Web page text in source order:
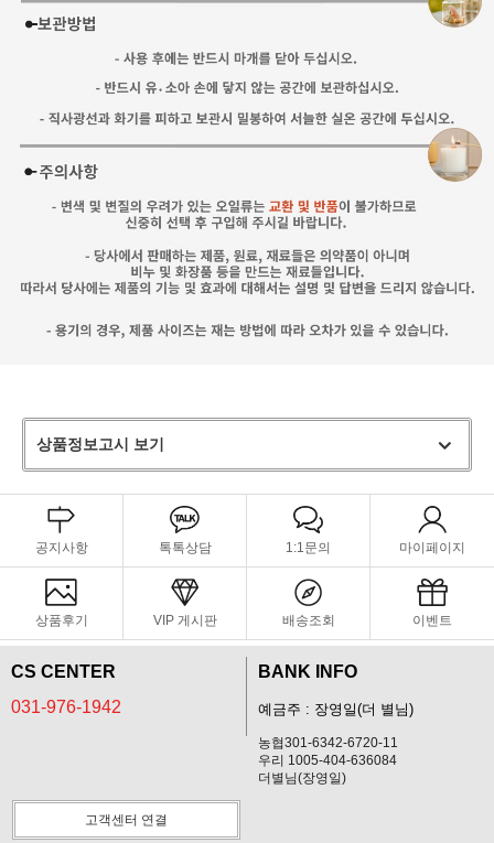
상품정보고시 보기
공지사항 톡톡상담 1:1문의 마이페이지
상품후기 VIP 게시판 배송조회 이벤트
CS CENTER
031-976-1942
BANK INFO
예금주 : 장영일(더 별님)
농협301-6342-6720-11
우리 1005-404-636084
더별님(장영일)
고객센터 연결